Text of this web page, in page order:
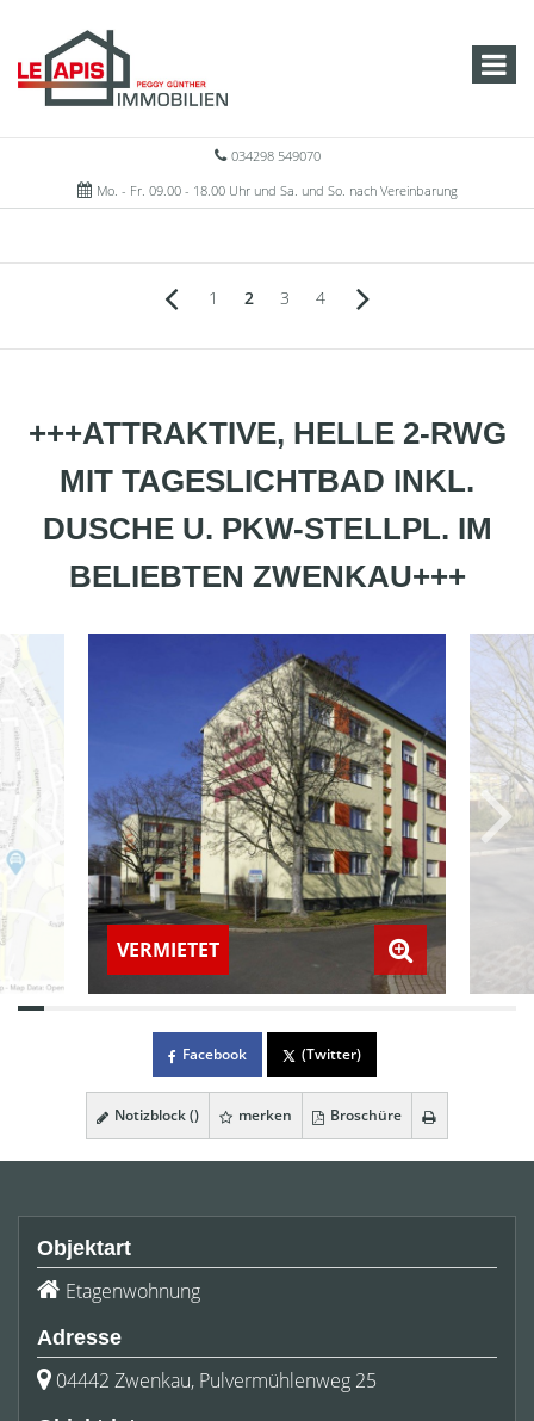
034298 549070
Mo. - Fr. 09.00 - 18.00 Uhr und Sa. und So. nach Vereinbarung
1 2 3 4
+++ATTRAKTIVE, HELLE 2-RWG
MIT TAGESLICHTBAD INKL.
DUSCHE U. PKW-STELLPL. IM
BELIEBTEN ZWENKAU+++
VERMIETET
Facebook (Twitter)
Notizblock () merken Broschüre
Objektart
Etagenwohnung
Adresse
04442 Zwenkau, Pulvermühlenweg 25